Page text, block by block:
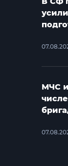
МЧС